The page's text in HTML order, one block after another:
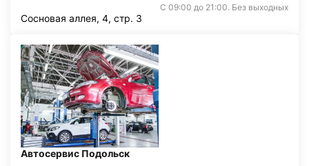
С 09:00 до 21:00. Без выходных
Сосновая аллея, 4, стр. 3
Автосервис Подольск